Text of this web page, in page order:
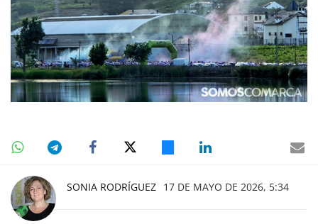
SONIA RODRÍGUEZ 17 DE MAYO DE 2026, 5:34